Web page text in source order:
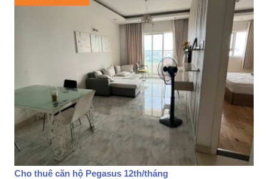
Cho thuê căn hộ Pegasus 12th/tháng